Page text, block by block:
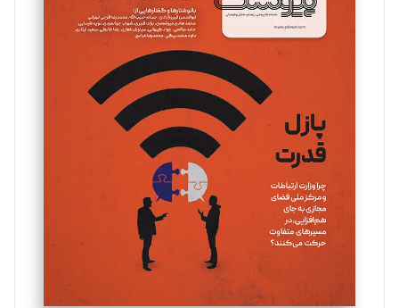
مینا پاکدل
یسنا امان‌پور
تحریریه
ملینا جعفری
تحریریه
مصطفی مسجدی آرانی